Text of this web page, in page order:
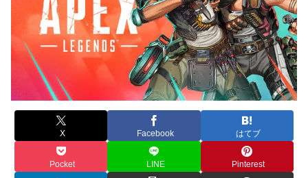
X Facebook はてブ
Pocket LINE Pinterest